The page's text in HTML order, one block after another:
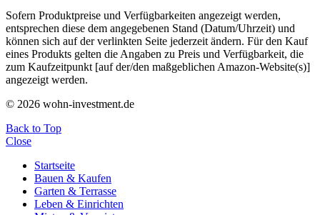
Sofern Produktpreise und Verfügbarkeiten angezeigt werden,
entsprechen diese dem angegebenen Stand (Datum/Uhrzeit) und
können sich auf der verlinkten Seite jederzeit ändern. Für den Kauf
eines Produkts gelten die Angaben zu Preis und Verfügbarkeit, die
zum Kaufzeitpunkt [auf der/den maßgeblichen Amazon-Website(s)]
angezeigt werden.
© 2026 wohn-investment.de
Back to Top
Close
Startseite
Bauen & Kaufen
Garten & Terrasse
Leben & Einrichten